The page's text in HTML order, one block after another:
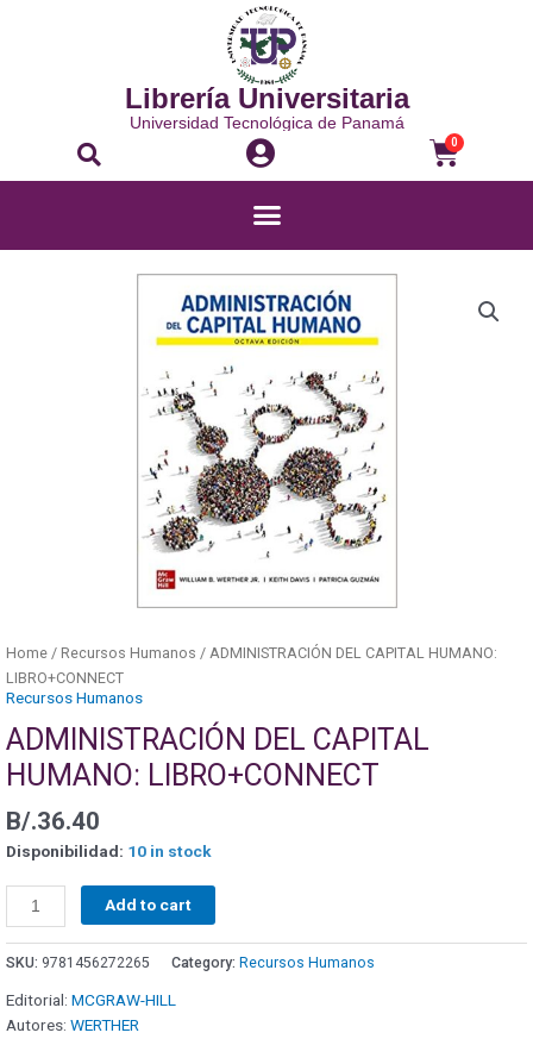
Librería Universitaria
Universidad Tecnológica de Panamá
0
Home / Recursos Humanos / ADMINISTRACIÓN DEL CAPITAL HUMANO:
LIBRO+CONNECT
Recursos Humanos
ADMINISTRACIÓN DEL CAPITAL
HUMANO: LIBRO+CONNECT
B/.36.40
Disponibilidad: 10 in stock
Add to cart
SKU: 9781456272265 Category: Recursos Humanos
Editorial: MCGRAW-HILL
Autores: WERTHER